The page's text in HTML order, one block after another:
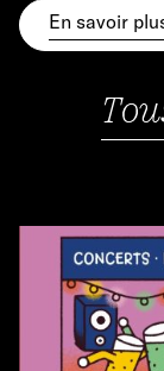
En savoir